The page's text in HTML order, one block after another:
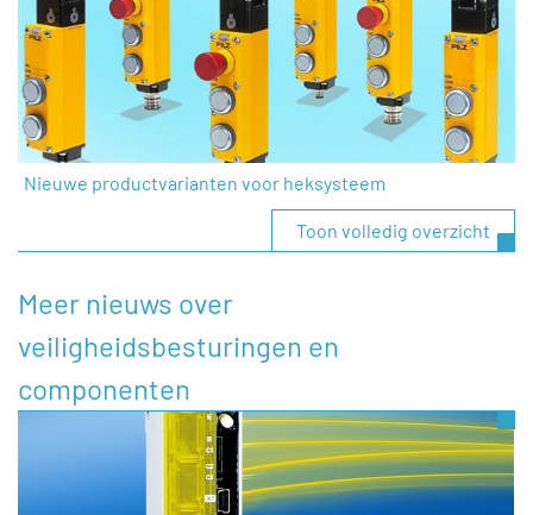
Nieuwe productvarianten voor heksysteem
Toon volledig overzicht
Meer nieuws over
veiligheidsbesturingen en
componenten